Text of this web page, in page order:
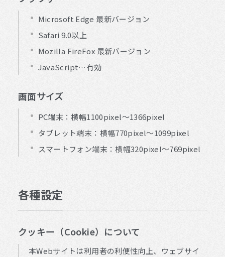
Microsoft Edge 最新バージョン
Safari 9.0以上
Mozilla FireFox 最新バージョン
JavaScript…有効
画面サイズ
PC端末：横幅1100pixel～1366pixel
タブレット端末：横幅770pixel～1099pixel
スマートフォン端末：横幅320pixel～769pixel
各種設定
クッキー（Cookie）について
本Webサイトは利用者の利便性向上、ウェブサイ